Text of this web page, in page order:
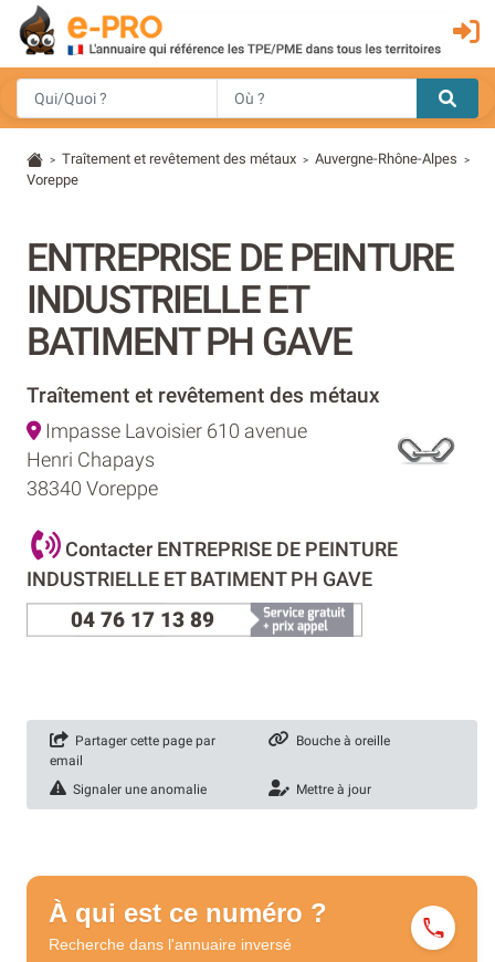
> Traîtement et revêtement des métaux > Auvergne-Rhône-Alpes >
Voreppe
ENTREPRISE DE PEINTURE
INDUSTRIELLE ET
BATIMENT PH GAVE
Traîtement et revêtement des métaux
Impasse Lavoisier 610 avenue
Henri Chapays
38340 Voreppe
Contacter ENTREPRISE DE PEINTURE
INDUSTRIELLE ET BATIMENT PH GAVE
04 76 17 13 89
Partager cette page par
email
Bouche à oreille
Signaler une anomalie Mettre à jour
À qui est ce numéro ?
Recherche dans l'annuaire inversé